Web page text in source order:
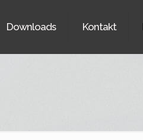
Downloads Kontakt